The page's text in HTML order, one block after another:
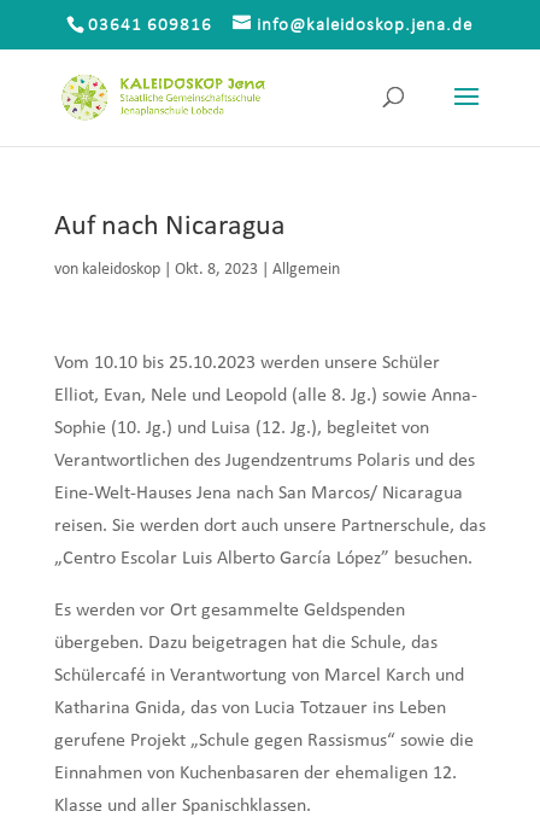
03641 609816 info@kaleidoskop.jena.de
Auf nach Nicaragua
von kaleidoskop| Okt. 8, 2023| Allgemein
Vom 10.10 bis 25.10.2023 werden unsere Schüler
Elliot, Evan, Nele und Leopold (alle 8. Jg.) sowie Anna-
Sophie (10. Jg.) und Luisa (12. Jg.), begleitet von
Verantwortlichen des Jugendzentrums Polaris und des
Eine-Welt-Hauses Jena nach San Marcos/ Nicaragua
reisen. Sie werden dort auch unsere Partnerschule, das
„Centro Escolar Luis Alberto García López” besuchen.
Es werden vor Ort gesammelte Geldspenden
übergeben. Dazu beigetragen hat die Schule, das
Schülercafé in Verantwortung von Marcel Karch und
Katharina Gnida, das von Lucia Totzauer ins Leben
gerufene Projekt „Schule gegen Rassismus“ sowie die
Einnahmen von Kuchenbasaren der ehemaligen 12.
Klasse und aller Spanischklassen.